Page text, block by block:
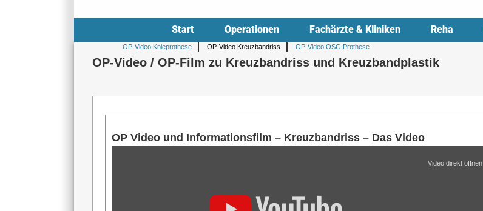
Start Operationen Fachärzte & Kliniken Reha
OP-Video Knieprothese OP-Video Kreuzbandriss OP-Video OSG Prothese
OP-Video / OP-Film zu Kreuzbandriss und Kreuzbandplastik
OP Video und Informationsfilm – Kreuzbandriss – Das Video
Video direkt öffnen